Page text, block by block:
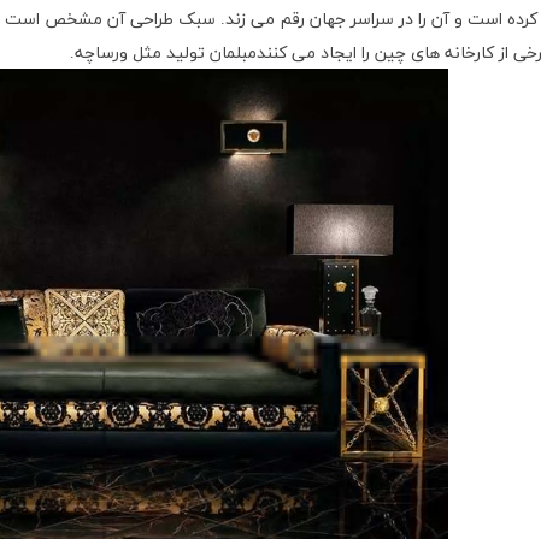
کرده است و آن را در سراسر جهان رقم می زند. سبک طراحی آن مشخص است
از کارخانه های چین را ایجاد می کنندمبلمان تولید مثل ورساچه.